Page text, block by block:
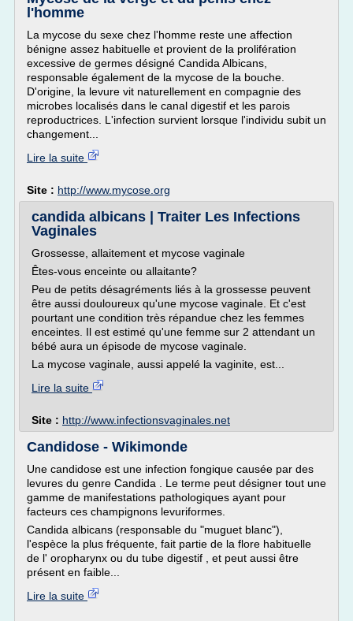
l'homme
La mycose du sexe chez l'homme reste une affection
bénigne assez habituelle et provient de la prolifération
excessive de germes désigné Candida Albicans,
responsable également de la mycose de la bouche.
D'origine, la levure vit naturellement en compagnie des
microbes localisés dans le canal digestif et les parois
reproductrices. L'infection survient lorsque l'individu subit un
changement...
Lire la suite
Site : http://www.mycose.org
candida albicans | Traiter Les Infections
Vaginales
Grossesse, allaitement et mycose vaginale
Êtes-vous enceinte ou allaitante?
Peu de petits désagréments liés à la grossesse peuvent
être aussi douloureux qu'une mycose vaginale. Et c'est
pourtant une condition très répandue chez les femmes
enceintes. Il est estimé qu'une femme sur 2 attendant un
bébé aura un épisode de mycose vaginale.
La mycose vaginale, aussi appelé la vaginite, est...
Lire la suite
Site : http://www.infectionsvaginales.net
Candidose - Wikimonde
Une candidose est une infection fongique causée par des
levures du genre Candida . Le terme peut désigner tout une
gamme de manifestations pathologiques ayant pour
facteurs ces champignons levuriformes.
Candida albicans (responsable du "muguet blanc"),
l'espèce la plus fréquente, fait partie de la flore habituelle
de l' oropharynx ou du tube digestif , et peut aussi être
présent en faible...
Lire la suite